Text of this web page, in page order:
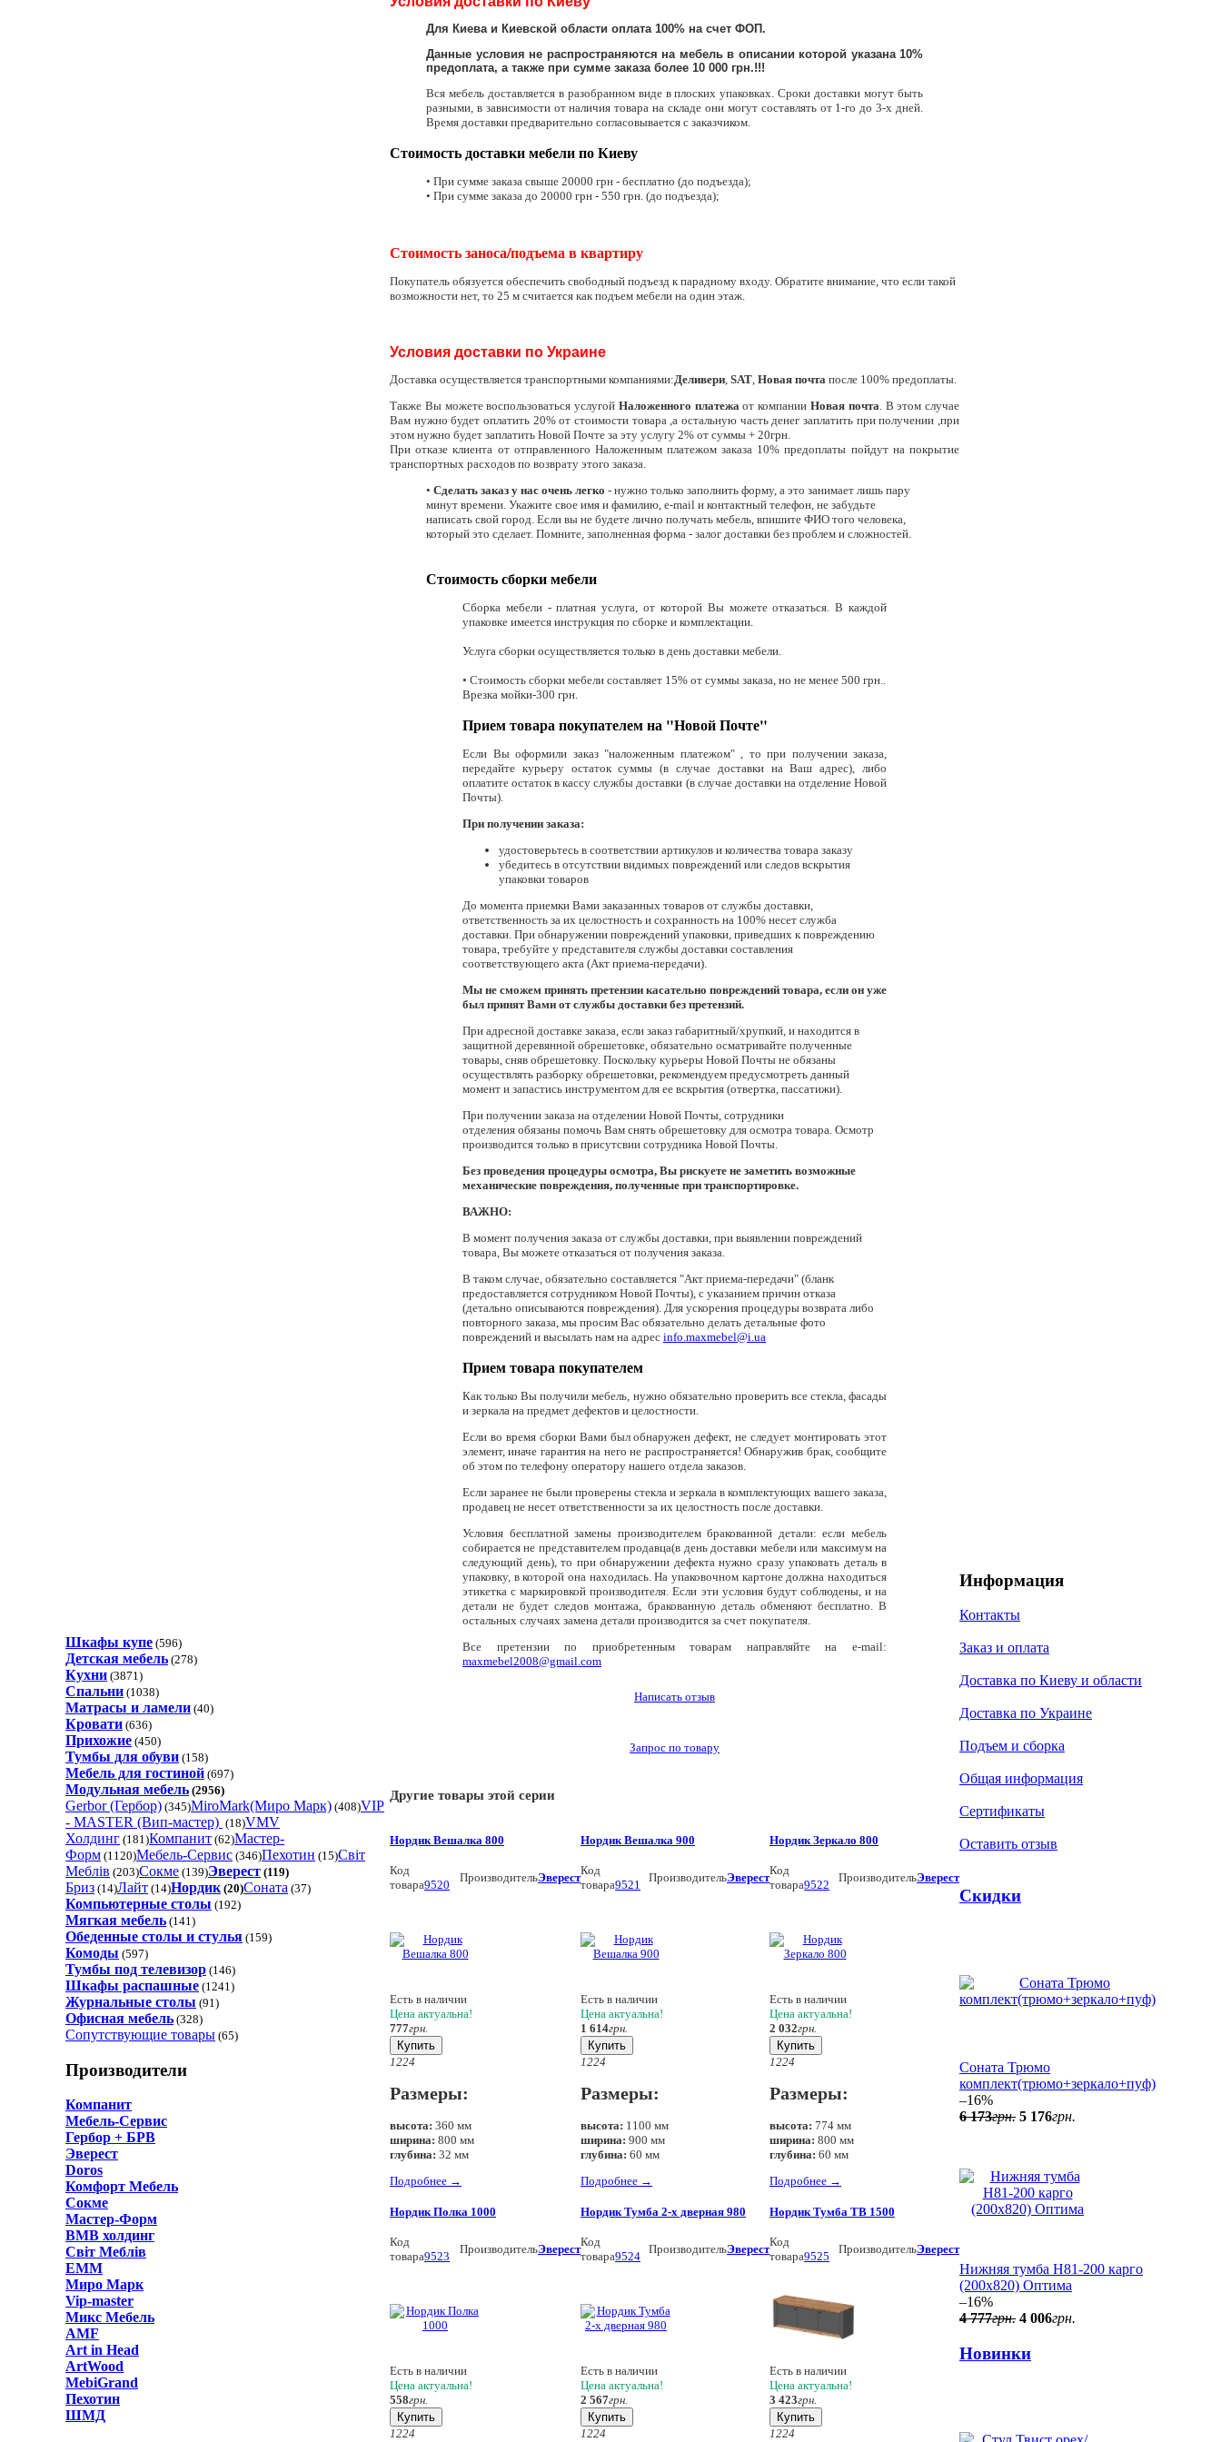
Шкафы купе (596)
Детская мебель (278)
Кухни (3871)
Спальни (1038)
Матрасы и ламели (40)
Кровати (636)
Прихожие (450)
Тумбы для обуви (158)
Мебель для гостиной (697)
Модульная мебель (2956)
Gerbor (Гербор) (345)MiroMark(Миро Марк) (408)VIP
- MASTER (Вип-мастер) (18)VMV
Холдинг (181)Компанит (62)Мастер-
Форм (1120)Мебель-Сервис (346)Пехотин (15)Світ
Меблів (203)Сокме (139)Эверест (119)
Бриз (14)Лайт (14)Нордик(20)Соната (37)
Компьютерные столы (192)
Мягкая мебель (141)
Обеденные cтолы и стулья (159)
Комоды (597)
Тумбы под телевизор (146)
Шкафы распашные (1241)
Журнальные столы (91)
Офисная мебель (328)
Сопутствующие товары (65)
Производители
Компанит
Мебель-Сервис
Гербор + БРВ
Эверест
Doros
Комфорт Мебель
Сокме
Мастер-Форм
ВМВ холдинг
Світ Меблів
ЕММ
Миро Марк
Vip-master
Микс Мебель
AMF
Art in Head
ArtWood
MebiGrand
Пехотин
ШМД
Для Киева и Киевской области оплата 100% на счет ФОП.
Данные условия не распространяются на мебель в описании которой указана 10%
предоплата, а также при сумме заказа более 10 000 грн.!!!
Вся мебель доставляется в разобранном виде в плоских упаковках. Сроки доставки могут быть
разными, в зависимости от наличия товара на складе они могут составлять от 1-го до 3-х дней.
Время доставки предварительно согласовывается с заказчиком.
Стоимость доставки мебели по Киеву
• При сумме заказа свыше 20000 грн - бесплатно (до подъезда);
• При сумме заказа до 20000 грн - 550 грн. (до подъезда);
Стоимость заноса/подъема в квартиру
Покупатель обязуется обеспечить свободный подъезд к парадному входу. Обратите внимание, что если такой
возможности нет, то 25 м считается как подъем мебели на один этаж.
Условия доставки по Украине
Доставка осуществляется транспортными компаниями:Деливери, SAT, Новая почта после 100% предоплаты.
Также Вы можете воспользоваться услугой Наложенного платежаот компании Новая почта. В этом случае
Вам нужно будет оплатить 20% от стоимости товара ,а остальную часть денег заплатить при получении ,при
этом нужно будет заплатить Новой Почте за эту услугу 2% от суммы + 20грн.
При отказе клиента от отправленного Наложенным платежом заказа 10% предоплаты пойдут на покрытие
транспортных расходов по возврату этого заказа.
• Сделать заказ у нас очень легко - нужно только заполнить форму, а это занимает лишь пару
минут времени. Укажите свое имя и фамилию, e-mail и контактный телефон, не забудьте
написать свой город. Если вы не будете лично получать мебель, впишите ФИО того человека,
который это сделает. Помните, заполненная форма - залог доставки без проблем и сложностей.
Стоимость сборки мебели
Сборка мебели - платная услуга, от которой Вы можете отказаться. В каждой
упаковке имеется инструкция по сборке и комплектации.
Услуга сборки осуществляется только в день доставки мебели.
• Стоимость сборки мебели составляет 15% от суммы заказа, но не менее 500 грн..
Врезка мойки-300 грн.
Прием товара покупателем на "Новой Почте"
Если Вы оформили заказ "наложенным платежом" , то при получении заказа,
передайте курьеру остаток суммы (в случае доставки на Ваш адрес), либо
оплатите остаток в кассу службы доставки (в случае доставки на отделение Новой
Почты).
При получении заказа:
удостоверьтесь в соответствии артикулов и количества товара заказу
убедитесь в отсутствии видимых повреждений или следов вскрытия
упаковки товаров
До момента приемки Вами заказанных товаров от службы доставки,
ответственность за их целостность и сохранность на 100% несет служба
доставки. При обнаружении повреждений упаковки, приведших к повреждению
товара, требуйте у представителя службы доставки составления
соответствующего акта (Акт приема-передачи).
Мы не сможем принять претензии касательно повреждений товара, если он уже
был принят Вами от службы доставки без претензий.
При адресной доставке заказа, если заказ габаритный/хрупкий, и находится в
защитной деревянной обрешетовке, обязательно осматривайте полученные
товары, сняв обрешетовку. Поскольку курьеры Новой Почты не обязаны
осуществлять разборку обрешетовки, рекомендуем предусмотреть данный
момент и запастись инструментом для ее вскрытия (отвертка, пассатижи).
При получении заказа на отделении Новой Почты, сотрудники
отделения обязаны помочь Вам снять обрешетовку для осмотра товара. Осмотр
производится только в присутсвии сотрудника Новой Почты.
Без проведения процедуры осмотра, Вы рискуете не заметить возможные
механические повреждения, полученные при транспортировке.
ВАЖНО:
В момент получения заказа от службы доставки, при выявлении повреждений
товара, Вы можете отказаться от получения заказа.
В таком случае, обязательно составляется "Акт приема-передачи" (бланк
предоставляется сотрудником Новой Почты), с указанием причин отказа
(детально описываются повреждения). Для ускорения процедуры возврата либо
повторного заказа, мы просим Вас обязательно делать детальные фото
повреждений и высылать нам на адрес info.maxmebel@i.ua
Прием товара покупателем
Как только Вы получили мебель, нужно обязательно проверить все стекла, фасады
и зеркала на предмет дефектов и целостности.
Если во время сборки Вами был обнаружен дефект, не следует монтировать этот
элемент, иначе гарантия на него не распространяется! Обнаружив брак, сообщите
об этом по телефону оператору нашего отдела заказов.
Если заранее не были проверены стекла и зеркала в комплектующих вашего заказа,
продавец не несет ответственности за их целостность после доставки.
Условия бесплатной замены производителем бракованной детали: если мебель
собирается не представителем продавца(в день доставки мебели или максимум на
следующий день), то при обнаружении дефекта нужно сразу упаковать деталь в
упаковку, в которой она находилась. На упаковочном картоне должна находиться
этикетка с маркировкой производителя. Если эти условия будут соблюдены, и на
детали не будет следов монтажа, бракованную деталь обменяют бесплатно. В
остальных случаях замена детали производится за счет покупателя.
Все претензии по приобретенным товарам направляйте на e-mail:
maxmebel2008@gmail.com
Написать отзыв
Запрос по товару
Другие товары этой серии
Нордик Вешалка 800
Код
товара9520
ПроизводительЭверест
Есть в наличии
Цена актуальна!
777грн.
Купить
1224
Размеры:
высота: 360 мм
ширина: 800 мм
глубина: 32 мм
Подробнее →
Нордик Вешалка 900
Код
товара9521
ПроизводительЭверест
Есть в наличии
Цена актуальна!
1 614грн.
Купить
1224
Размеры:
высота: 1100 мм
ширина: 900 мм
глубина: 60 мм
Подробнее →
Нордик Зеркало 800
Код
товара9522
ПроизводительЭверест
Есть в наличии
Цена актуальна!
2 032грн.
Купить
1224
Размеры:
высота: 774 мм
ширина: 800 мм
глубина: 60 мм
Подробнее →
Нордик Полка 1000
Код
товара9523
ПроизводительЭверест
Есть в наличии
Цена актуальна!
558грн.
Купить
1224
Нордик Тумба 2-х дверная 980
Код
товара9524
ПроизводительЭверест
Есть в наличии
Цена актуальна!
2 567грн.
Купить
1224
Нордик Тумба ТВ 1500
Код
товара9525
ПроизводительЭверест
Есть в наличии
Цена актуальна!
3 423грн.
Купить
1224
Информация
Контакты
Заказ и оплата
Доставка по Киеву и области
Доставка по Украине
Подъем и сборка
Общая информация
Сертификаты
Оставить отзыв
Скидки
Соната Трюмо
комплект(трюмо+зеркало+пуф)
–16%
6 173грн. 5 176грн.
Нижняя тумба Н81-200 карго
(200x820) Оптима
–16%
4 777грн. 4 006грн.
Новинки